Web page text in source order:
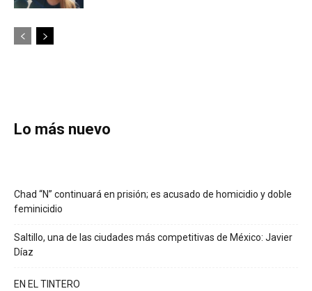
Lo más nuevo
Chad “N” continuará en prisión; es acusado de homicidio y doble
feminicidio
Saltillo, una de las ciudades más competitivas de México: Javier
Díaz
EN EL TINTERO